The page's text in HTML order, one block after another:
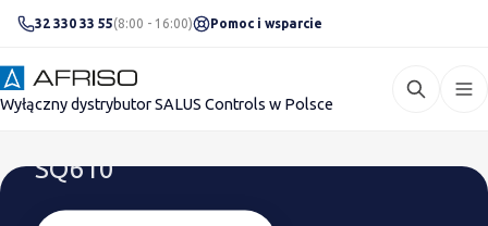
32 330 33 55(8:00 - 16:00) Pomoc i wsparcie
Wyłączny dystrybutor SALUS Controls w Polsce
SALUSOMANIA
SQ610